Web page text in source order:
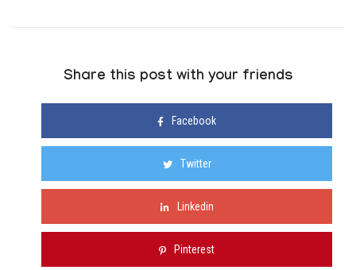
Share this post with your friends
Facebook
Twitter
Linkedin
Pinterest